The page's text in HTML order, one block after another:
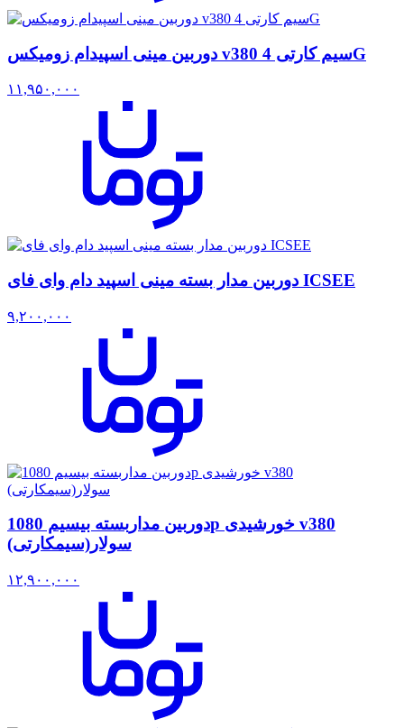
دوربین مینی اسپیدام زومیکس v380 سیم کارتی 4G
۱۱,۹۵۰,۰۰۰
دوربین مدار بسته مینی اسپید دام وای فای ICSEE
۹,۲۰۰,۰۰۰
دوربین مداربسته بیسیم 1080p خورشیدی v380
سولار(سیمکارتی)
۱۲,۹۰۰,۰۰۰